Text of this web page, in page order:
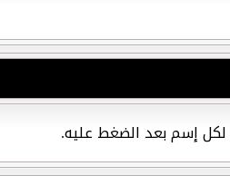
لكل إسم بعد الضغط عليه.